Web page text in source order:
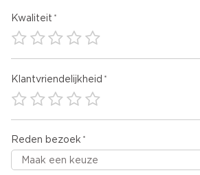
Kwaliteit
Klantvriendelijkheid
Reden bezoek